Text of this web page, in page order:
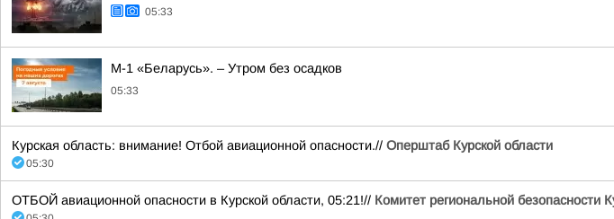
05:33
М-1 «Беларусь». – Утром без осадков
05:33
Курская область: внимание! Отбой авиационной опасности.// Оперштаб Курской области
05:30
ОТБОЙ авиационной опасности в Курской области, 05:21!// Комитет региональной безопасности